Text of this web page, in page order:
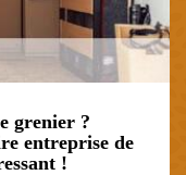
grenier ?
entreprise de
!